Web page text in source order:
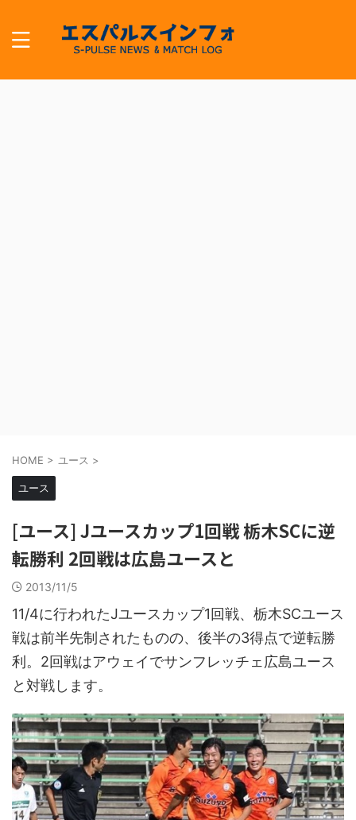
HOME > ユース >
ユース
[ユース] Jユースカップ1回戦 栃木SCに逆
転勝利 2回戦は広島ユースと
2013/11/5
11/4に行われたJユースカップ1回戦、栃木SCユース
戦は前半先制されたものの、後半の3得点で逆転勝
利。2回戦はアウェイでサンフレッチェ広島ユース
と対戦します。